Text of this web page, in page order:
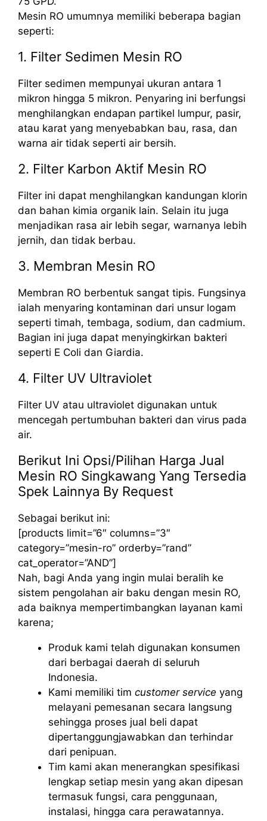
Mesin RO umumnya memiliki beberapa bagian
seperti:
1. Filter Sedimen Mesin RO
Filter sedimen mempunyai ukuran antara 1
mikron hingga 5 mikron. Penyaring ini berfungsi
menghilangkan endapan partikel lumpur, pasir,
atau karat yang menyebabkan bau, rasa, dan
warna air tidak seperti air bersih.
2. Filter Karbon Aktif Mesin RO
Filter ini dapat menghilangkan kandungan klorin
dan bahan kimia organik lain. Selain itu juga
menjadikan rasa air lebih segar, warnanya lebih
jernih, dan tidak berbau.
3. Membran Mesin RO
Membran RO berbentuk sangat tipis. Fungsinya
ialah menyaring kontaminan dari unsur logam
seperti timah, tembaga, sodium, dan cadmium.
Bagian ini juga dapat menyingkirkan bakteri
seperti E Coli dan Giardia.
4. Filter UV Ultraviolet
Filter UV atau ultraviolet digunakan untuk
mencegah pertumbuhan bakteri dan virus pada
air.
Berikut Ini Opsi/Pilihan Harga Jual
Mesin RO Singkawang Yang Tersedia
Spek Lainnya By Request
Sebagai berikut ini:
[products limit=”6″ columns=”3″
category=”mesin-ro” orderby=”rand”
cat_operator=”AND”]
Nah, bagi Anda yang ingin mulai beralih ke
sistem pengolahan air baku dengan mesin RO,
ada baiknya mempertimbangkan layanan kami
karena;
Produk kami telah digunakan konsumen
dari berbagai daerah di seluruh
Indonesia.
Kami memiliki tim customer service yang
melayani pemesanan secara langsung
sehingga proses jual beli dapat
dipertanggungjawabkan dan terhindar
dari penipuan.
Tim kami akan menerangkan spesifikasi
lengkap setiap mesin yang akan dipesan
termasuk fungsi, cara penggunaan,
instalasi, hingga cara perawatannya.